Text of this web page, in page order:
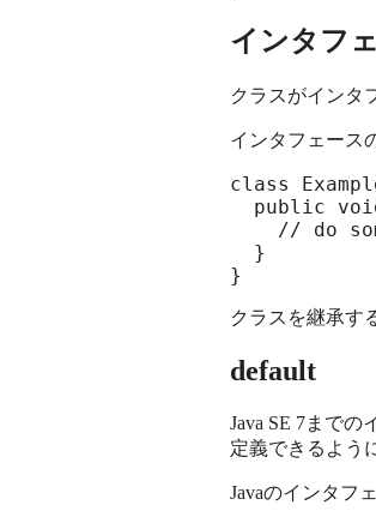
インタフ
クラスがインタ
インタフェース
class
public
// do
  }
}
クラスを継承す
default
Java SE 7まで
定義できるよう
Javaのインタフ